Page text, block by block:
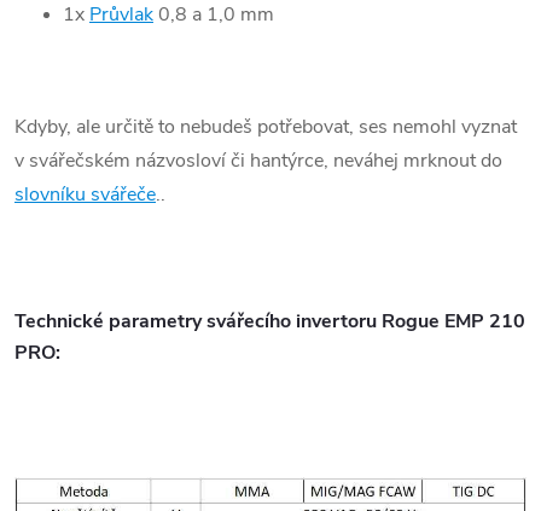
1x Průvlak 0,8 a 1,0 mm
Kdyby, ale určitě to nebudeš potřebovat, ses nemohl vyznat
v svářečském názvosloví či hantýrce, neváhej mrknout do
slovníku svářeče..
Technické parametry svářecího invertoru Rogue EMP 210
PRO: